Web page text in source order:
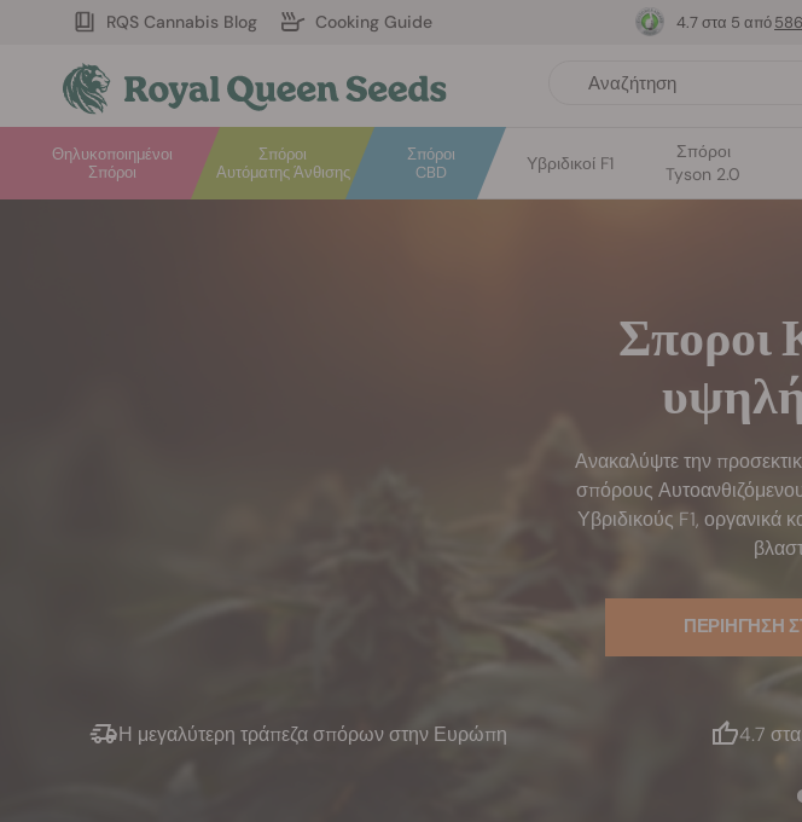
RQS Cannabis Blog Cooking Guide
Σπόροι
Αυτόματης Άνθισης
Θηλυκοποιημένοι
Σπόροι
Σπόροι
CBD
Υβριδικοί F1
Σπόροι
Tyson 2.0
4.7 στα 5 από
Καλώς
Σποροι
Ανακαλύψτε την
σπόρους
Υβριδικούς F1, οργανικά
ΠΕΡΙΗΓΗΣΗ
Η μεγαλύτερη τράπεζα σπόρων στην Ευρώπη 4.7